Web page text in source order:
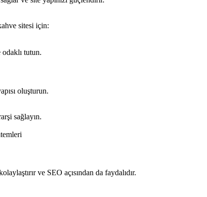
sitesi için:
tutun.
oluşturun.
sağlayın.
ve SEO açısından da faydalıdır.